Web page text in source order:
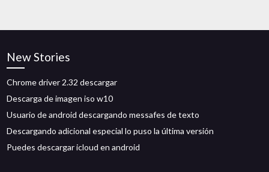
New Stories
Chrome driver 2.32 descargar
Descarga de imagen iso w10
Usuario de android descargando messafes de texto
Descargando adicional especial lo puso la última versión
Puedes descargar icloud en android